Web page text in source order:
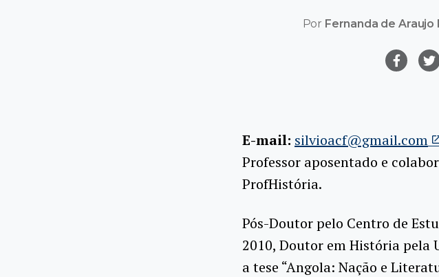
Por Fernanda de Araujo
E-mail: silvioacf@gmail.com
Professor aposentado e
ProfHistória.
Pós-Doutor pelo Centro de
2010, Doutor em História pela
a tese “Angola: Nação e